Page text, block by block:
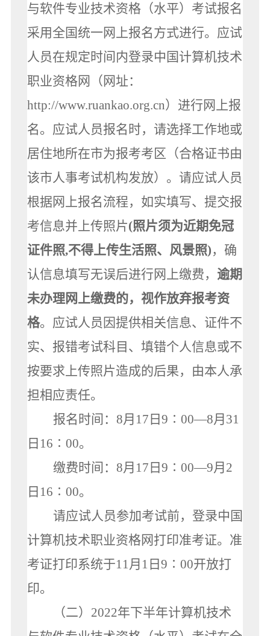
与软件专业技术资格（水平）考试报名
采用全国统一网上报名方式进行。应试
人员在规定时间内登录中国计算机技术
职业资格网（网址：
http://www.ruankao.org.cn）进行网上报
名。应试人员报名时，请选择工作地或
居住地所在市为报考考区（合格证书由
该市人事考试机构发放）。请应试人员
根据网上报名流程，如实填写、提交报
考信息并上传照片(照片须为近期免冠
证件照,不得上传生活照、风景照)，确
认信息填写无误后进行网上缴费， 逾期
未办理网上缴费的，视作放弃报考资
格。应试人员因提供相关信息、证件不
实、报错考试科目、填错个人信息或不
按要求上传照片造成的后果，由本人承
担相应责任。
报名时间：8月17日9∶00—8月31
日16∶00。
缴费时间：8月17日9∶00—9月2
日16∶00。
请应试人员参加考试前，登录中国
计算机技术职业资格网打印准考证。准
考证打印系统于11月1日9∶00开放打
印。
（二）2022年下半年计算机技术